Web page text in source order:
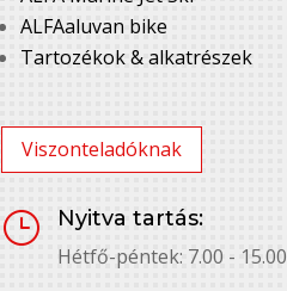
ALFAaluvan bike
Tartozékok & alkatrészek
Viszonteladóknak
}
Nyitva tartás:
Hétfő-péntek: 7.00 - 15.00